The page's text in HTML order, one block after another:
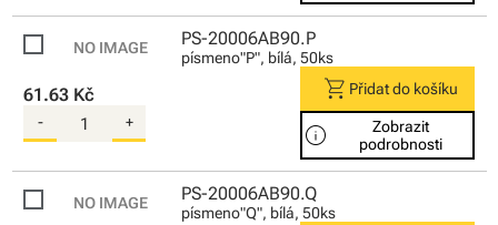
PS-20006AB90.P
písmeno"P", bílá, 50ks
61.63 Kč
- +
shopping_cart Přidat do košíku
info
Zobrazit
podrobnosti
PS-20006AB90.Q
písmeno"Q", bílá, 50ks